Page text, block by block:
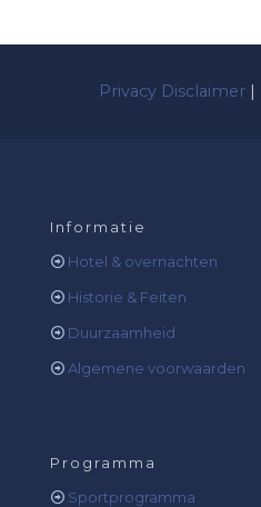
Privacy Disclaimer|
Informatie
Hotel & overnachten
Historie & Feiten
Duurzaamheid
Algemene voorwaarden
Programma
Sportprogramma